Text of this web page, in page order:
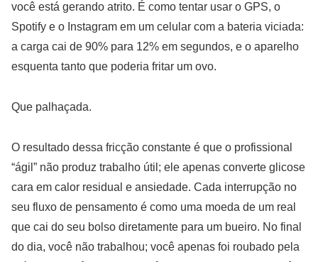
você está gerando atrito. É como tentar usar o GPS, o
Spotify e o Instagram em um celular com a bateria viciada:
a carga cai de 90% para 12% em segundos, e o aparelho
esquenta tanto que poderia fritar um ovo.
Que palhaçada.
O resultado dessa fricção constante é que o profissional
“ágil” não produz trabalho útil; ele apenas converte glicose
cara em calor residual e ansiedade. Cada interrupção no
seu fluxo de pensamento é como uma moeda de um real
que cai do seu bolso diretamente para um bueiro. No final
do dia, você não trabalhou; você apenas foi roubado pela